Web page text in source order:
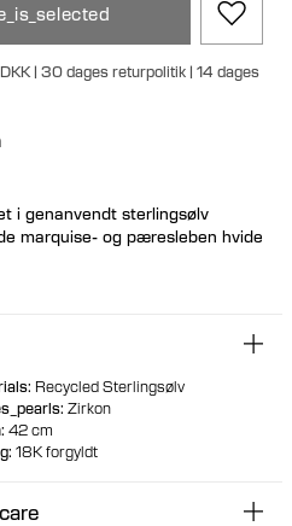
| 30 dages returpolitik | 14 dages
i genanvendt sterlingsølv
marquise- og pæresleben hvide
: Recycled Sterlingsølv
: Zirkon
: 42 cm
: 18K forgyldt